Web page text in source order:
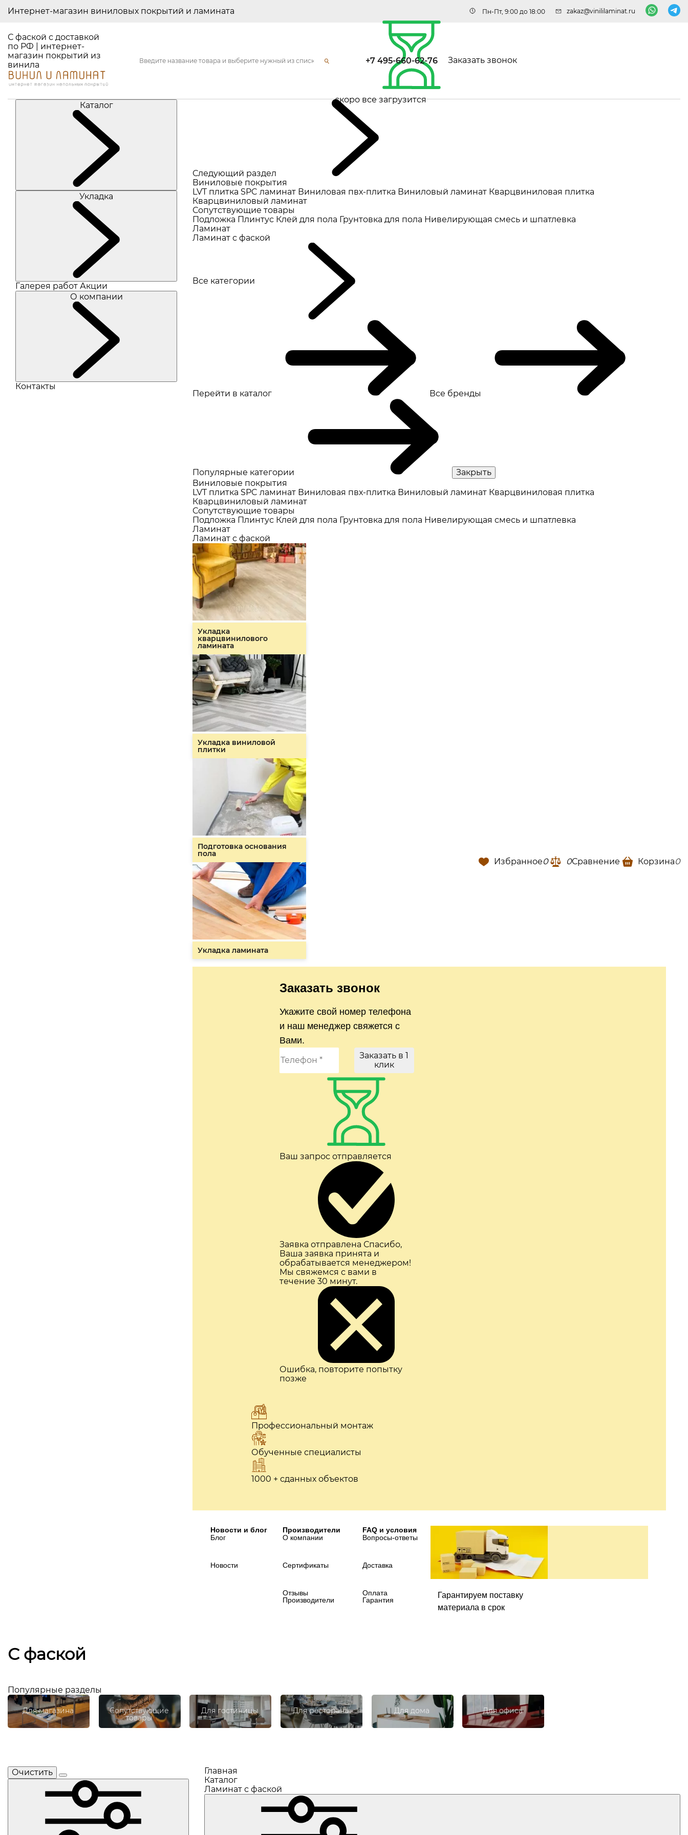
Интернет-магазин виниловых покрытий и ламината Пн-Пт, 9:00 до 18:00 zakaz@vinililaminat.ru
С фаской с доставкой
по РФ | интернет-
магазин покрытий из
винила
скоро все загрузится
+7 495-660-62-76 Заказать звонок
Каталог
Укладка
Галерея работ Акции
О компании
Контакты
Следующий раздел
Виниловые покрытия
LVT плитка SPC ламинат Виниловая пвх-плитка Виниловый ламинат Кварцвиниловая плитка
Кварцвиниловый ламинат
Сопутствующие товары
Подложка Плинтус Клей для пола Грунтовка для пола Нивелирующая смесь и шпатлевка
Ламинат
Ламинат с фаской
Все катeгории
Перейти в каталог Все бренды
Популярные категории
Закрыть
Виниловые покрытия
LVT плитка SPC ламинат Виниловая пвх-плитка Виниловый ламинат Кварцвиниловая плитка
Кварцвиниловый ламинат
Сопутствующие товары
Подложка Плинтус Клей для пола Грунтовка для пола Нивелирующая смесь и шпатлевка
Ламинат
Ламинат с фаской
Укладка
кварцвинилового
ламината
Укладка виниловой
плитки
Подготовка основания
пола
Укладка ламината
Заказать звонок
Укажите свой номер телефона
и наш менеджер свяжется с
Вами.
Заказать в 1
клик
Ваш запрос отправляется
Заявка отправлена Спасибо,
Ваша заявка принята и
обрабатывается менеджером!
Мы свяжемся с вами в
течение 30 минут.
Ошибка, повторите попытку
позже
Профессиональный монтаж
Обученные специалисты
1000 + сданных объектов
Новости и блог
Блог
Новости
Производители
О компании
Сертификаты
Отзывы
Производители
FAQ и условия
Вопросы-ответы
Доставка
Оплата
Гарантия
Гарантируем поставку
материала в срок
Избранное0 0Сравнение Корзина0
С фаской
Популярные разделы
Для магазина Сопутствующие
товары
Для гостиницы Для ресторана Для дома Для офиса
Очистить
Главная
Каталог
Ламинат с фаской